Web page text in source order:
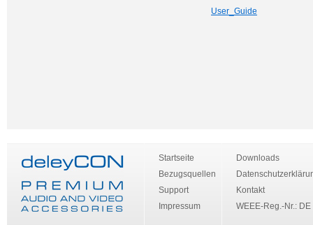
User_Guide
Startseite
Bezugsquellen
Support
Impressum
Downloads
Kontakt
WEEE-Reg.-Nr.: